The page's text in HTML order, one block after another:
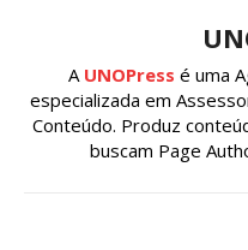
A UNOPress é uma
especializada em
Conteúdo. Produz
buscam Page